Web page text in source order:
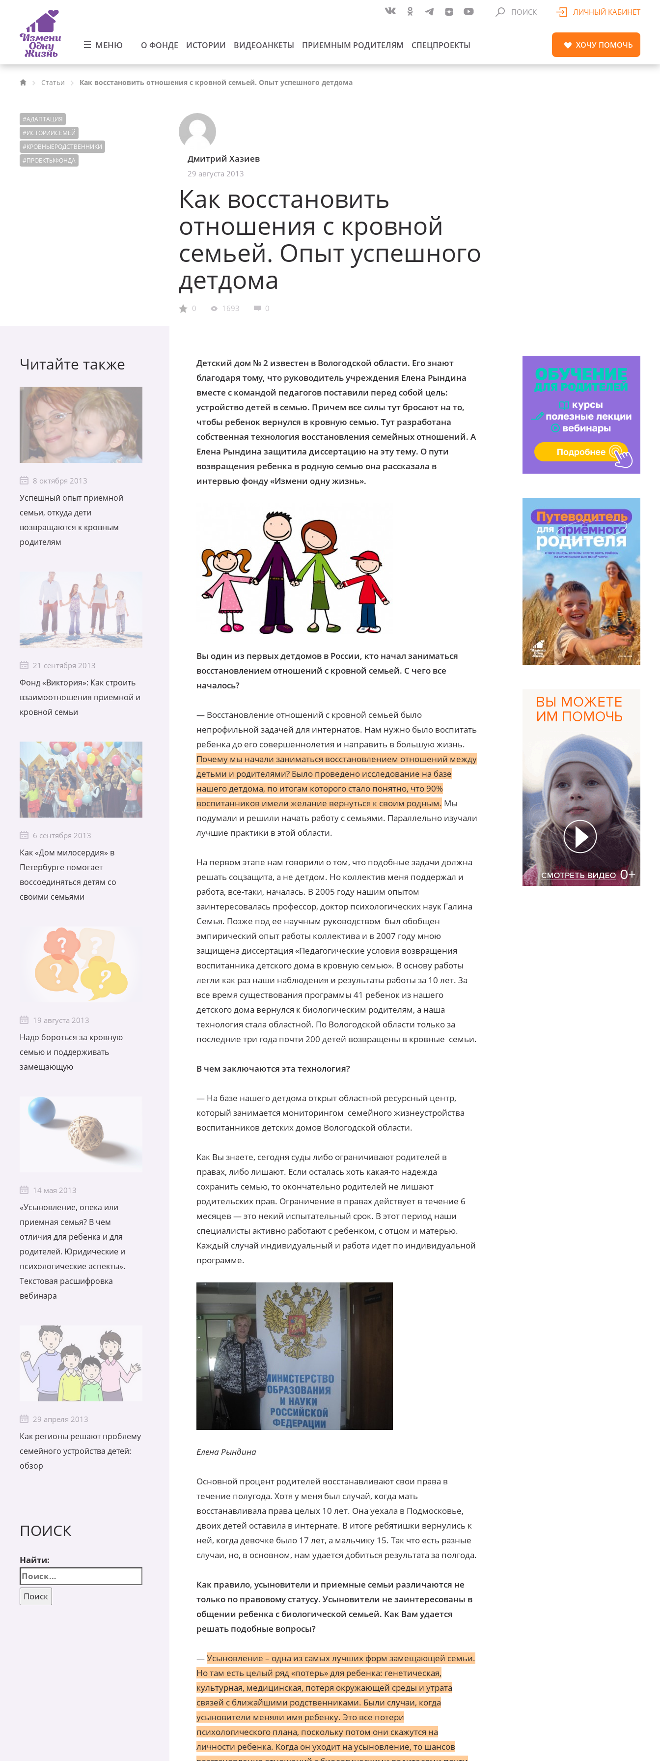
МЕНЮ О ФОНДЕ ИСТОРИИ ВИДЕОАНКЕТЫ ПРИЕМНЫМ РОДИТЕЛЯМ СПЕЦПРОЕКТЫ
ПОИСК ЛИЧНЫЙ КАБИНЕТ
ХОЧУ ПОМОЧЬ
Статьи Как восстановить отношения с кровной семьей. Опыт успешного детдома
#АДАПТАЦИЯ
#ИСТОРИИСЕМЕЙ
#КРОВНЫЕРОДСТВЕННИКИ
#ПРОЕКТЫФОНДА Дмитрий Хазиев
29 августа 2013
Как восстановить
отношения с кровной
семьей. Опыт успешного
детдома
0 1693 0
Читайте также
8 октября 2013
Успешный опыт приемной
семьи, откуда дети
возвращаются к кровным
родителям
21 сентября 2013
Фонд «Виктория»: Как строить
взаимоотношения приемной и
кровной семьи
6 сентября 2013
Как «Дом милосердия» в
Петербурге помогает
воссоединяться детям со
своими семьями
19 августа 2013
Надо бороться за кровную
семью и поддерживать
замещающую
14 мая 2013
«Усыновление, опека или
приемная семья? В чем
отличия для ребенка и для
родителей. Юридические и
психологические аспекты».
Текстовая расшифровка
вебинара
29 апреля 2013
Как регионы решают проблему
семейного устройства детей:
обзор
ПОИСК
Найти:
Детский дом № 2 известен в Вологодской области. Его знают
благодаря тому, что руководитель учреждения Елена Рындина
вместе с командой педагогов поставили перед собой цель:
устройство детей в семью. Причем все силы тут бросают на то,
чтобы ребенок вернулся в кровную семью. Тут разработана
собственная технология восстановления семейныx отношений. А
Елена Рындина защитила диссертацию на эту тему. О пути
возвращения ребенка в родную семью она рассказала в
интервью фонду «Измени одну жизнь».
Вы один из первых детдомов в России, кто начал заниматься
восстановлением отношений с кровной семьей. С чего все
началось?
— Восстановление отношений с кровной семьей было
непрофильной задачей для интернатов. Нам нужно было воспитать
ребенка до его совершеннолетия и направить в большую жизнь.
Почему мы начали заниматься восстановлением отношений между
детьми и родителями? Было проведено исследование на базе
нашего детдома, по итогам которого стало понятно, что 90%
воспитанников имели желание вернуться к своим родным. Мы
подумали и решили начать работу с семьями. Параллельно изучали
лучшие практики в этой области.
На первом этапе нам говорили о том, что подобные задачи должна
решать соцзащита, а не детдом. Но коллектив меня поддержал и
работа, все-таки, началась. В 2005 году нашим опытом
заинтересовалась профессор, доктор психологических наук Галина
Семья. Позже под ее научным руководством был обобщен
эмпирический опыт работы коллектива и в 2007 году мною
защищена диссертация «Педагогические условия возвращения
воспитанника детского дома в кровную семью». В основу работы
легли как раз наши наблюдения и результаты работы за 10 лет. За
все время существования программы 41 ребенок из нашего
детского дома вернулся к биологическим родителям, а наша
технология стала областной. По Вологодской области только за
последние три года почти 200 детей возвращены в кровные семьи.
В чем заключаются эта технология?
— На базе нашего детдома открыт областной ресурсный центр,
который занимается мониторингом семейного жизнеустройства
воспитанников детских домов Вологодской области.
Как Вы знаете, сегодня суды либо ограничивают родителей в
правах, либо лишают. Если осталась хоть какая-то надежда
сохранить семью, то окончательно родителей не лишают
родительских прав. Ограничение в правах действует в течение 6
месяцев — это некий испытательный срок. В этот период наши
специалисты активно работают с ребенком, с отцом и матерью.
Каждый случай индивидуальный и работа идет по индивидуальной
программе.
Елена Рындина
Основной процент родителей восстанавливают свои права в
течение полугода. Хотя у меня был случай, когда мать
восстанавливала права целых 10 лет. Она уехала в Подмосковье,
двоих детей оставила в интернате. В итоге ребятишки вернулись к
ней, когда девочке было 17 лет, а мальчику 15. Так что есть разные
случаи, но, в основном, нам удается добиться результата за полгода.
Как правило, усыновители и приемные семьи различаются не
только по правовому статусу. Усыновители не заинтересованы в
общении ребенка с биологической семьей. Как Вам удается
решать подобные вопросы?
—Усыновление – одна из самых лучших форм замещающей семьи.
Но там есть целый ряд «потерь» для ребенка: генетическая,
культурная, медицинская, потеря окружающей среды и утрата
связей с ближайшими родственниками. Были случаи, когда
усыновители меняли имя ребенку. Это все потери
психологического плана, поскольку потом они скажутся на
личности ребенка. Когда он уходит на усыновление, то шансов